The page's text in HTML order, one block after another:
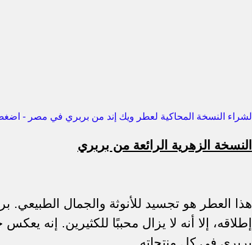
لشراء النسخة المحاكية لعطر ويك إند من بربري في مصر -
النسخة الزهرية الرائعة من بربري
هذا العطر هو تجسيد للأنوثة والجمال
إطلاقه، إلا أنه لا يزال محببًا للكثيرين. إنه